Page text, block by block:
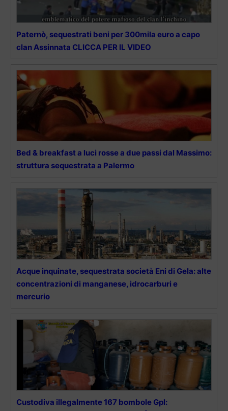
Paternò, sequestrati beni per 300mila euro a capo
clan Assinnata CLICCA PER IL VIDEO
Bed & breakfast a luci rosse a due passi dal Massimo:
struttura sequestrata a Palermo
Acque inquinate, sequestrata società Eni di Gela: alte
concentrazioni di manganese, idrocarburi e
mercurio
Custodiva illegalmente 167 bombole Gpl: